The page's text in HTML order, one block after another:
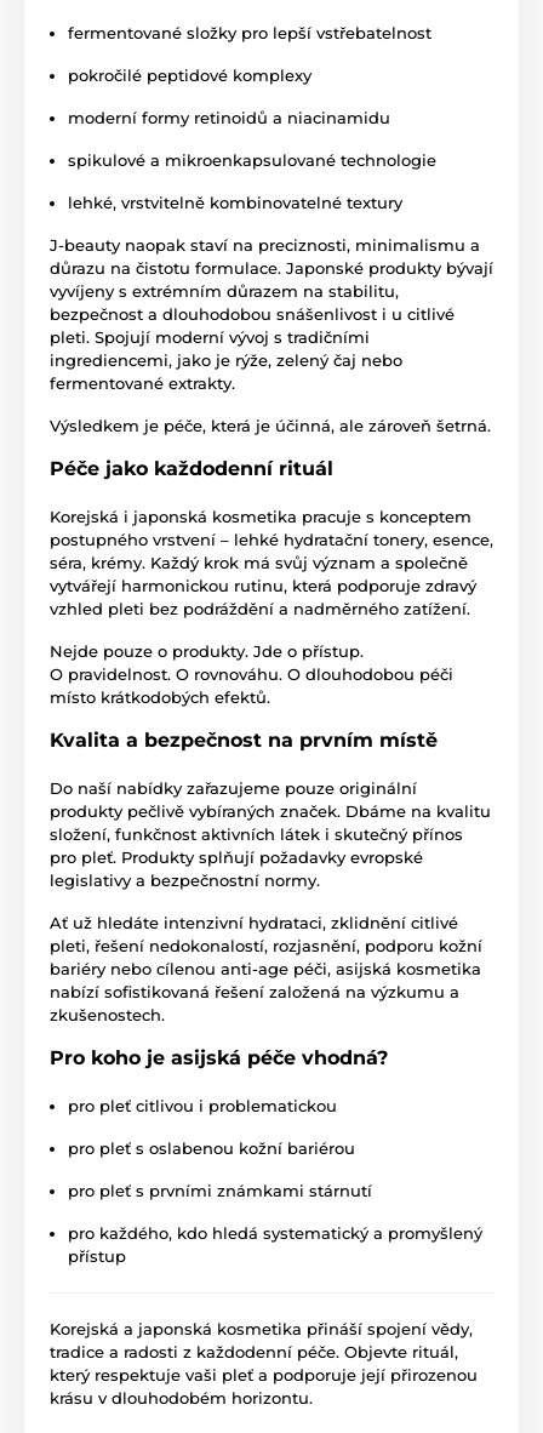
fermentované složky pro lepší vstřebatelnost
pokročilé peptidové komplexy
moderní formy retinoidů a niacinamidu
spikulové a mikroenkapsulované technologie
lehké, vrstvitelně kombinovatelné textury
J-beauty naopak staví na preciznosti, minimalismu a
důrazu na čistotu formulace. Japonské produkty bývají
vyvíjeny s extrémním důrazem na stabilitu,
bezpečnost a dlouhodobou snášenlivost i u citlivé
pleti. Spojují moderní vývoj s tradičními
ingrediencemi, jako je rýže, zelený čaj nebo
fermentované extrakty.
Výsledkem je péče, která je účinná, ale zároveň šetrná.
Péče jako každodenní rituál
Korejská i japonská kosmetika pracuje s konceptem
postupného vrstvení – lehké hydratační tonery, esence,
séra, krémy. Každý krok má svůj význam a společně
vytvářejí harmonickou rutinu, která podporuje zdravý
vzhled pleti bez podráždění a nadměrného zatížení.
Nejde pouze o produkty. Jde o přístup.
O pravidelnost. O rovnováhu. O dlouhodobou péči
místo krátkodobých efektů.
Kvalita a bezpečnost na prvním místě
Do naší nabídky zařazujeme pouze originální
produkty pečlivě vybíraných značek. Dbáme na kvalitu
složení, funkčnost aktivních látek i skutečný přínos
pro pleť. Produkty splňují požadavky evropské
legislativy a bezpečnostní normy.
Ať už hledáte intenzivní hydrataci, zklidnění citlivé
pleti, řešení nedokonalostí, rozjasnění, podporu kožní
bariéry nebo cílenou anti-age péči, asijská kosmetika
nabízí sofistikovaná řešení založená na výzkumu a
zkušenostech.
Pro koho je asijská péče vhodná?
pro pleť citlivou i problematickou
pro pleť s oslabenou kožní bariérou
pro pleť s prvními známkami stárnutí
pro každého, kdo hledá systematický a promyšlený
přístup
Korejská a japonská kosmetika přináší spojení vědy,
tradice a radosti z každodenní péče. Objevte rituál,
který respektuje vaši pleť a podporuje její přirozenou
krásu v dlouhodobém horizontu.